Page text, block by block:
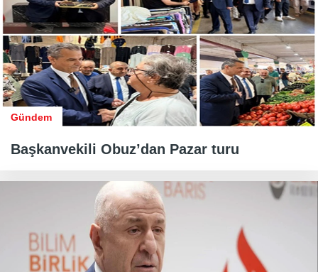
Gündem
Başkanvekili Obuz’dan Pazar turu